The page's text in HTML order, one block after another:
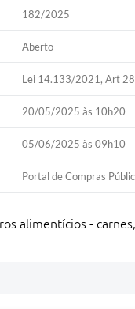
182/2025
Aberto
Lei 14.133/2021, Art
20/05/2025 às 10h20
05/06/2025 às 09h10
Portal de Compras
alimentícios -